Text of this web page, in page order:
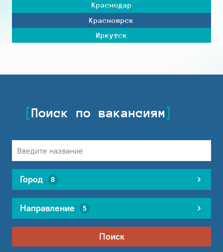
Краснодар
Красноярск
Иркутск
Поиск по вакансиям
Город 8
Направление 5
Поиск